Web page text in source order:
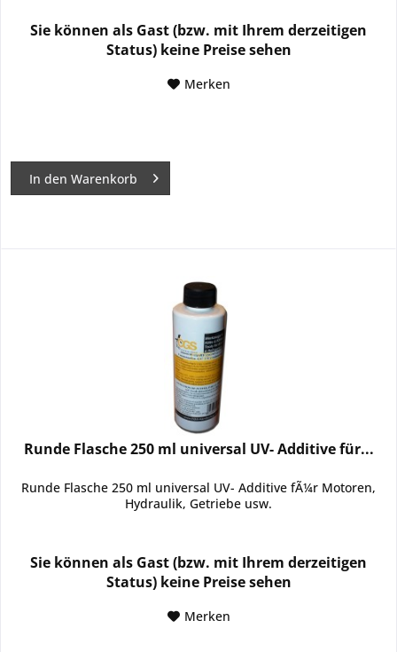
Sie können als Gast (bzw. mit Ihrem derzeitigen
Status) keine Preise sehen
Merken
In den Warenkorb
Runde Flasche 250 ml universal UV- Additive für...
Runde Flasche 250 ml universal UV- Additive fÃ¼r Motoren,
Hydraulik, Getriebe usw.
Sie können als Gast (bzw. mit Ihrem derzeitigen
Status) keine Preise sehen
Merken